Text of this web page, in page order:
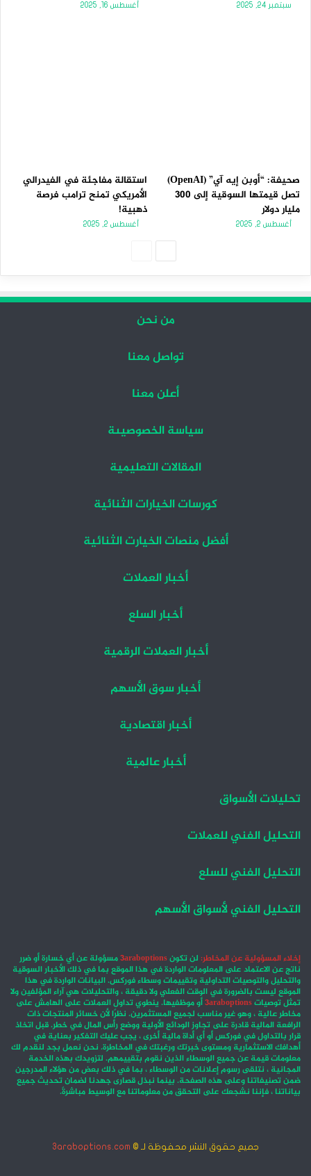
سبتمبر 24, 2025 أغسطس 16, 2025
صحيفة: “أوبن إيه آي” (OpenAI)
تصل قيمتها السوقية إلى 300
مليار دولار
أغسطس 2, 2025
استقالة مفاجئة في الفيدرالي
الأمريكي تمنح ترامب فرصة
ذهبية!
أغسطس 2, 2025
من نحن
تواصل معنا
أعلن معنا
سياسة الخصوصيىة
المقالات التعليمية
كورسات الخيارات الثنائية
أفضل منصات الخيارت الثنائية
أخبار العملات
أخبار السلع
أخبار العملات الرقمية
أخبار سوق الأسهم
أخبار اقتصادية
أخبار عالمية
تحليلات الأسواق
التحليل الفني للعملات
التحليل الفني للسلع
التحليل الفني لأسواق الأسهم
إخلاء المسؤولية عن المخاطر: لن تكون3araboptionsمسؤولة عن أي خسارة أو ضرر
ناتج عن الاعتماد على المعلومات الواردة في هذا الموقع بما في ذلك الأخبار السوقية
والتحليل والتوصيات التداولية وتقييمات وسطاء فوركس. البيانات الواردة في هذا
الموقع ليست بالضرورة في الوقت الفعلي ولا دقيقة ، والتحليلات هي آراء المؤلفين ولا
تمثل توصيات3araboptionsأو موظفيها. ينطوي تداول العملات على الهامش على
مخاطر عالية ، وهو غير مناسب لجميع المستثمرين. نظرًا لأن خسائر المنتجات ذات
الرافعة المالية قادرة على تجاوز الودائع الأولية ووضع رأس المال في خطر. قبل اتخاذ
قرار بالتداول في فوركس أو أي أداة مالية أخرى ، يجب عليك التفكير بعناية في
أهدافك الاستثمارية ومستوى خبرتك ورغبتك في المخاطرة. نحن نعمل بجد لنقدم لك
معلومات قيمة عن جميع الوسطاء الذين نقوم بتقييمهم. لتزويدك بهذه الخدمة
المجانية ، نتلقى رسوم إعلانات من الوسطاء ، بما في ذلك بعض من هؤلاء المدرجين
ضمن تصنيفاتنا وعلى هذه الصفحة. بينما نبذل قصارى جهدنا لضمان تحديث جميع
بياناتنا ، فإننا نشجعك على التحقق من معلوماتنا مع الوسيط مباشرةً.
جميع حقوق النشر محفوظة لـ © 3araboptions.com